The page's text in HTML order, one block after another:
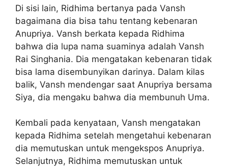
Di sisi lain, Ridhima bertanya pada Vansh
bagaimana dia bisa tahu tentang kebenaran
Anupriya. Vansh berkata kepada Ridhima
bahwa dia lupa nama suaminya adalah Vansh
Rai Singhania. Dia mengatakan kebenaran tidak
bisa lama disembunyikan darinya. Dalam kilas
balik, Vansh mendengar saat Anupriya bersama
Siya, dia mengaku bahwa dia membunuh Uma.
Kembali pada kenyataan, Vansh mengatakan
kepada Ridhima setelah mengetahui kebenaran
dia memutuskan untuk mengekspos Anupriya.
Selanjutnya, Ridhima memutuskan untuk